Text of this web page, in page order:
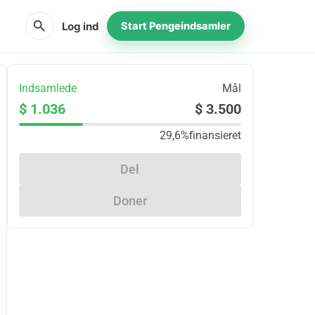
search Log ind Start Pengeindsamler
Indsamlede Mål
$ 1.036 $ 3.500
29,6%finansieret
Del
Doner